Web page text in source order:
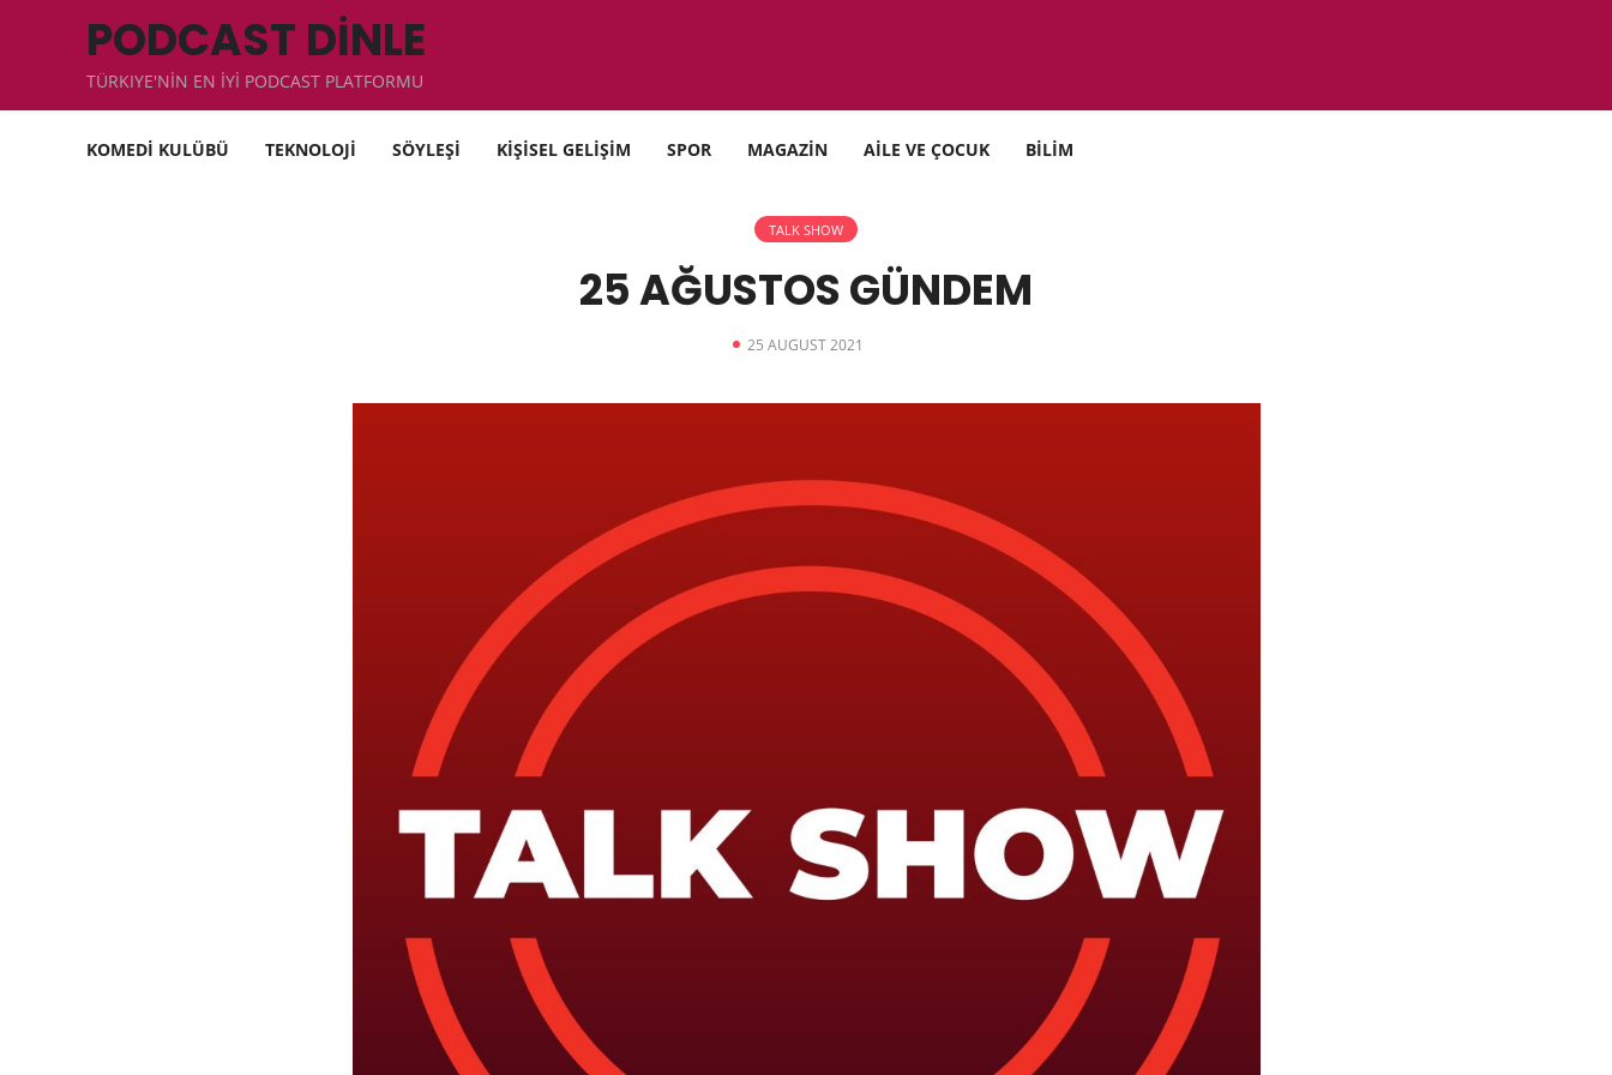
PODCAST DİNLE
TÜRKIYE'NİN EN İYİ PODCAST PLATFORMU
KOMEDİ KULÜBÜ TEKNOLOJİ SÖYLEŞİ KİŞİSEL GELİŞİM SPOR MAGAZİN AİLE VE ÇOCUK BİLİM
TALK SHOW
25 AĞUSTOS GÜNDEM
25 AUGUST 2021